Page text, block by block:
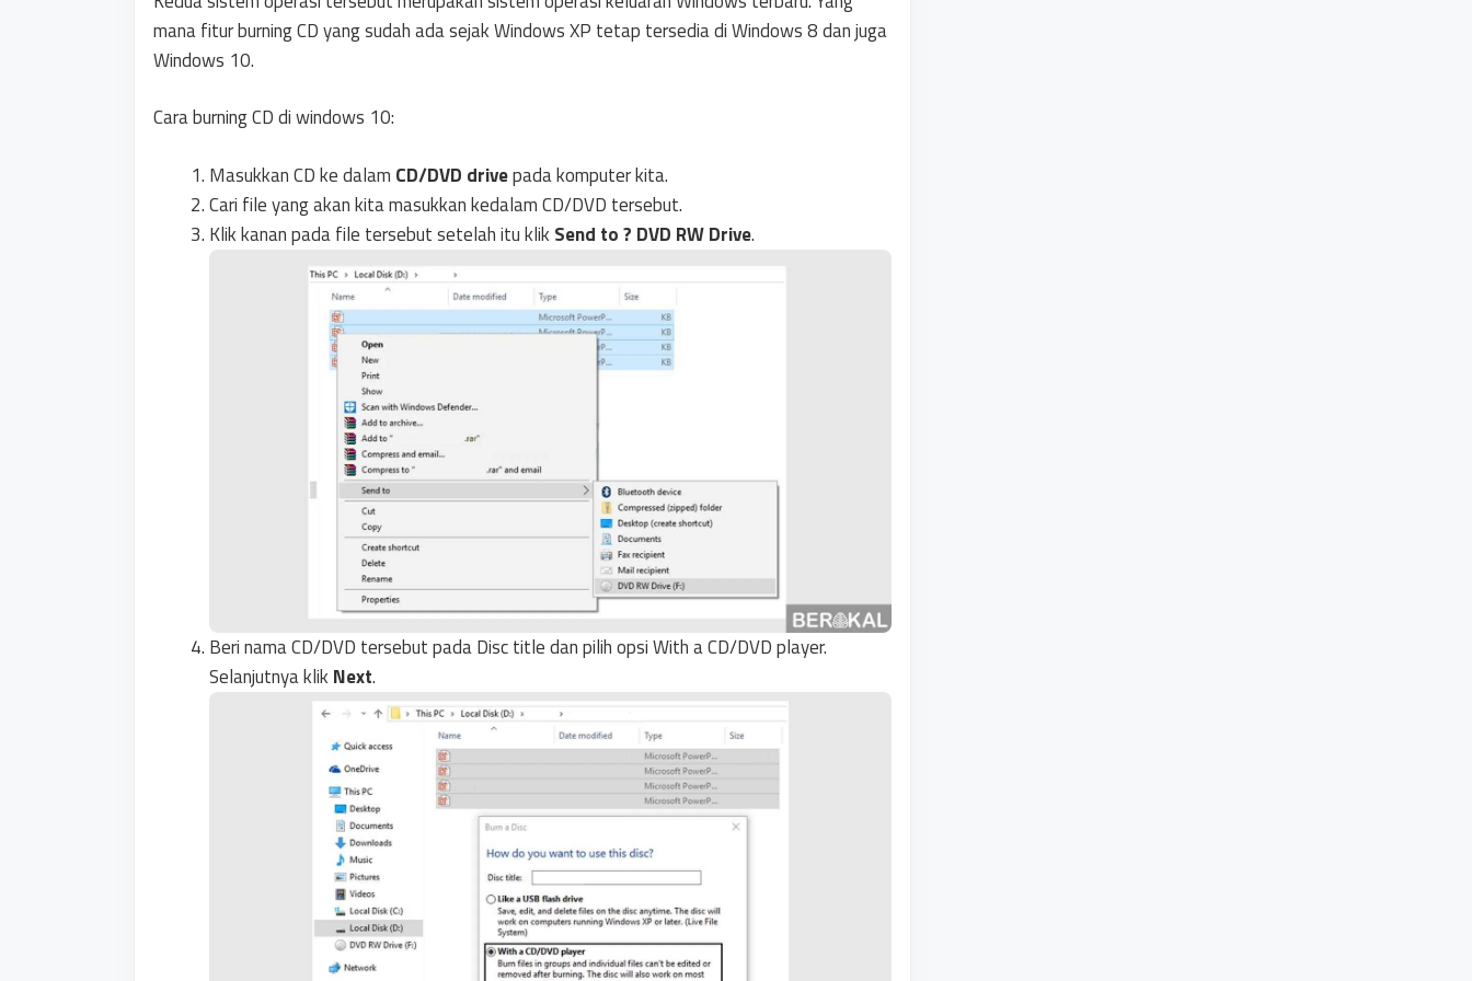
mana fitur burning CD yang sudah ada sejak Windows XP tetap tersedia di Windows 8 dan juga
Windows 10.
Cara burning CD di windows 10:
Masukkan CD ke dalam CD/DVD drivepada komputer kita.
Cari file yang akan kita masukkan kedalam CD/DVD tersebut.
Klik kanan pada file tersebut setelah itu klik Send to ? DVD RW Drive.
Beri nama CD/DVD tersebut pada Disc title dan pilih opsi With a CD/DVD player.
Selanjutnya klik Next.